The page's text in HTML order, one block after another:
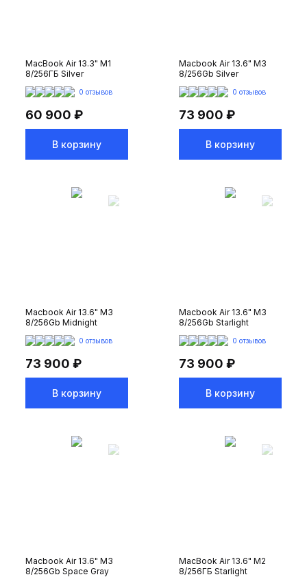
MacBook Air 13.3" M1
8/256ГБ Silver
0 отзывов
60 900 ₽
В корзину
Macbook Air 13.6" M3
8/256Gb Silver
0 отзывов
73 900 ₽
В корзину
Macbook Air 13.6" M3
8/256Gb Midnight
0 отзывов
73 900 ₽
В корзину
Macbook Air 13.6" M3
8/256Gb Starlight
0 отзывов
73 900 ₽
В корзину
Macbook Air 13.6" M3
8/256Gb Space Gray
MacBook Air 13.6" M2
8/256ГБ Starlight